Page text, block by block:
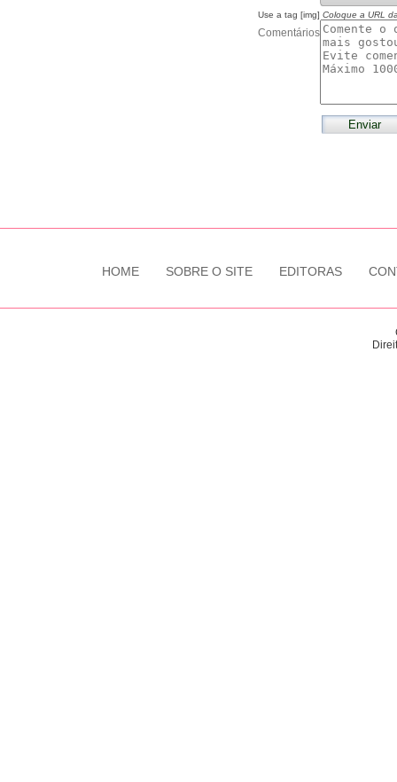
Use a tag [img] Coloque a URL
Comentários
HOME SOBRE O SITE EDITORAS